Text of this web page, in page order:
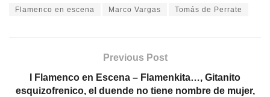
Flamenco en escena Marco Vargas Tomás de Perrate
Previous Post
I Flamenco en Escena – Flamenkita…, Gitanito
esquizofrenico, el duende no tiene nombre de mujer,